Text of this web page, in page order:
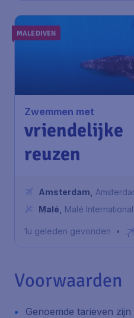
MALEDIVEN
Zwemmen met
vriendelijke
reuzen
Amsterdam
Airport Schiphol
Malé Malé
1u geleden gevonden •
Voorwaarden
Genoemde tarieven